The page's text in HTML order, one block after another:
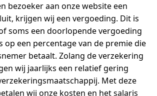
bezoeker aan onze website een
krijgen wij een vergoeding. Dit is
soms een doorlopende vergoeding
op een percentage van de premie die
betaalt. Zolang de verzekering
wij jaarlijks een relatief gering
Met deze
wij onze kosten en het salaris